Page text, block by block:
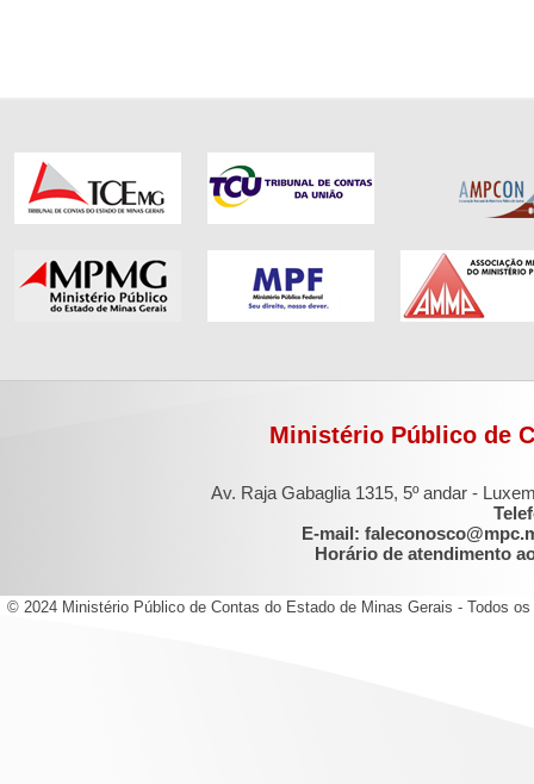
Ministério Público de
Av. Raja Gabaglia 1315, 5º andar -
E-mail:
Horário de atendimento
© 2024 Ministério Público de Contas do Estado de Minas Gerais - Todos